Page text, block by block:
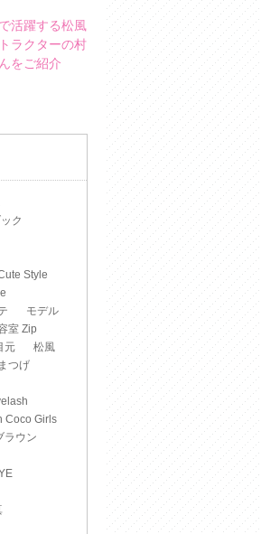
活躍する松風
ラクターの村
をご紹介
ク
Style
モデル
室 Zip
元
松風
つげ
Coco Girls
ラウン